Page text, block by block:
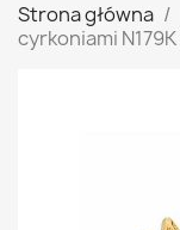
Strona główna
cyrkoniami N179K